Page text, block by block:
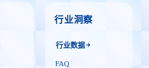
行业洞察
行业数据
FAQ